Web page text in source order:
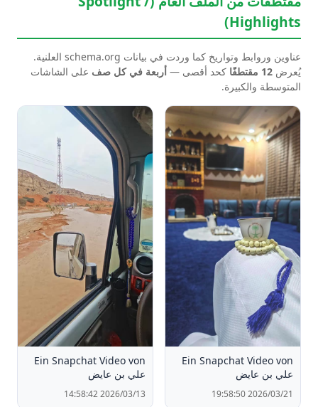
Highlights)
عناوين وروابط وتواريخ كما وردت في بيانات schema.org العلنية.
يُعرض 12 مقتطفًا كحد أقصى — أربعة في كل صف على الشاشات
المتوسطة والكبيرة.
علي بن عايض
2026/03/21 19:58:50
علي بن عايض
2026/03/13 14:58:42